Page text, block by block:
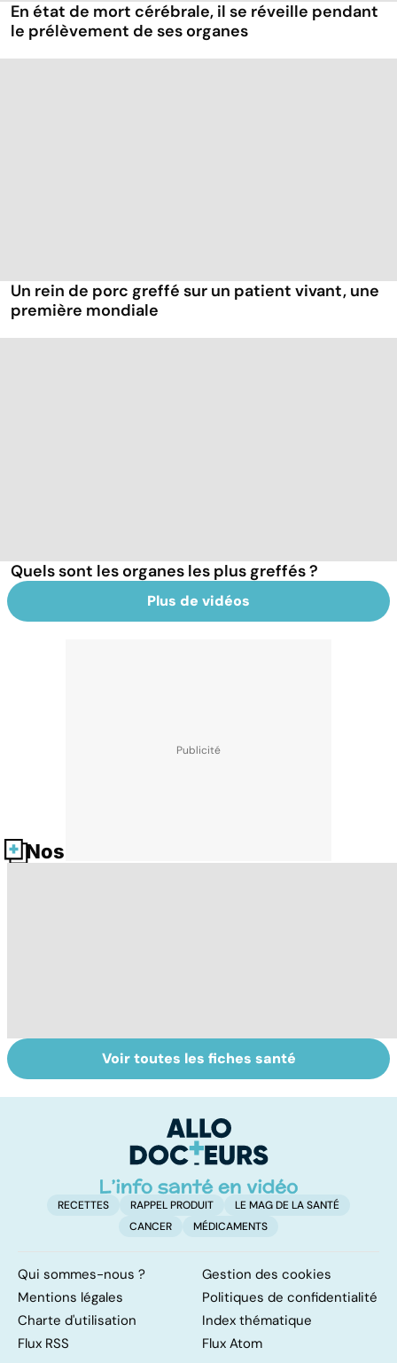
En état de mort cérébrale, il se réveille pendant
le prélèvement de ses organes
Un rein de porc greffé sur un patient vivant, une
première mondiale
Quels sont les organes les plus greffés ?
Plus de vidéos
Nos fiches santé
Donner son corps
à la science
La greffe, du
prélèvement à la
Voir toutes les fiches santé
RECETTES RAPPEL PRODUIT
LE MAG DE LA SANTÉ
CANCER
MÉDICAMENTS
Qui sommes-nous ?
Gestion des cookies
Mentions légales
Politiques de confidentialité
Charte d'utilisation
Index thématique
Flux RSS
Flux Atom